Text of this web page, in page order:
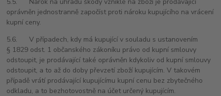
oprávněn jednostranně započíst proti nároku kupujícího na vrácení
kupní ceny.
5.6. V případech, kdy má kupující v souladu s ustanovením
§ 1829 odst. 1 občanského zákoníku právo od kupní smlouvy
odstoupit, je prodávající také oprávněn kdykoliv od kupní smlouvy
odstoupit, a to až do doby převzetí zboží kupujícím. V takovém
případě vrátí prodávající kupujícímu kupní cenu bez zbytečného
odkladu, a to bezhotovostně na účet určený kupujícím.